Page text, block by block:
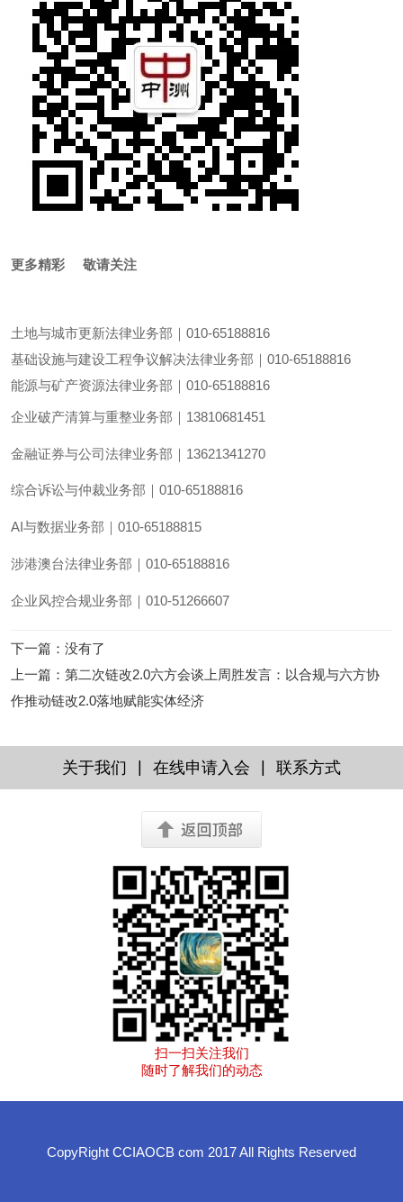
更多精彩 敬请关注
土地与城市更新法律业务部｜010-65188816
基础设施与建设工程争议解决法律业务部｜010-65188816
能源与矿产资源法律业务部｜010-65188816
企业破产清算与重整业务部｜13810681451
金融证券与公司法律业务部｜13621341270
综合诉讼与仲裁业务部｜010-65188816
AI与数据业务部｜010-65188815
涉港澳台法律业务部｜010-65188816
企业风控合规业务部｜010-51266607
下一篇 ：没有了
上一篇 ： 第二次链改2.0六方会谈上周胜发言：以合规与六方协
作推动链改2.0落地赋能实体经济
关于我们 在线申请入会 联系方式
扫一扫关注我们
随时了解我们的动态
CopyRight CCIAOCB com 2017 All Rights Reserved